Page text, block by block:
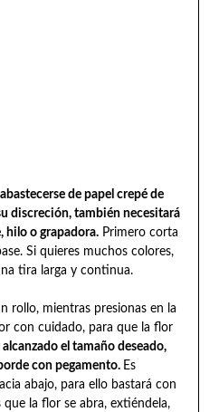
de papel crepé de
discreción, también necesitará
hilo o grapadora.Primero corta
Si quieres muchos colores,
tira larga y continua.
rollo, mientras presionas en la
con cuidado, para que la flor
alcanzado el tamaño deseado,
con pegamento. Es
abajo, para ello bastará con
la flor se abra, extiéndela,